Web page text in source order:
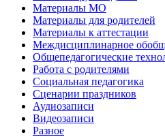
Материалы МО
Материалы для родителей
Материалы к аттестации
Междисциплинарное
Общепедагогические
Работа с родителями
Социальная педагогика
Сценарии праздников
Аудиозаписи
Видеозаписи
Разное